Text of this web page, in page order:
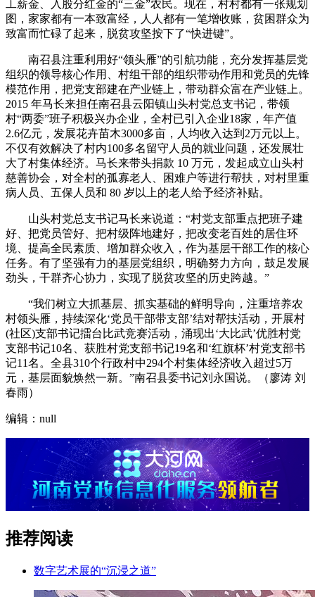
工薪金、入股分红金的“三金”农民。现在，村村都有一张规划
图，家家都有一本致富经，人人都有一笔增收账，贫困群众为
致富而忙碌了起来，脱贫攻坚按下了“快进键”。
南召县注重利用好“领头雁”的引航功能，充分发挥基层党
组织的领导核心作用、村组干部的组织带动作用和党员的先锋
模范作用，把党支部建在产业链上，带动群众富在产业链上。
2015 年马长来担任南召县云阳镇山头村党总支书记，带领
村“两委”班子积极兴办企业，全村已引入企业18家，年产值
2.6亿元，发展花卉苗木3000多亩，人均收入达到2万元以上。
不仅有效解决了村内100多名留守人员的就业问题，还发展壮
大了村集体经济。马长来带头捐款 10 万元，发起成立山头村
慈善协会，对全村的孤寡老人、困难户等进行帮扶，对村里重
病人员、五保人员和 80 岁以上的老人给予经济补贴。
山头村党总支书记马长来说道：“村党支部重点把班子建
好、把党员管好、把村级阵地建好，把改变老百姓的居住环
境、提高全民素质、增加群众收入，作为基层干部工作的核心
任务。有了坚强有力的基层党组织，明确努力方向，鼓足发展
劲头，干群齐心协力，实现了脱贫攻坚的历史跨越。”
“我们树立大抓基层、抓实基础的鲜明导向，注重培养农
村领头雁，持续深化‘党员干部带支部’结对帮扶活动，开展村
(社区)支部书记擂台比武竞赛活动，涌现出‘大比武’优胜村党
支部书记10名、获胜村党支部书记19名和‘红旗杯’村党支部书
记11名。全县310个行政村中294个村集体经济收入超过5万
元，基层面貌焕然一新。”南召县委书记刘永国说。（廖涛 刘
春雨）
编辑：null
推荐阅读
数字艺术展的“沉浸之道”